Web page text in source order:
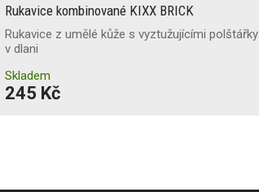
Rukavice kombinované KIXX BRICK
Rukavice z umělé kůže s vyztužujícími polštářky
v dlani
Skladem
245 Kč